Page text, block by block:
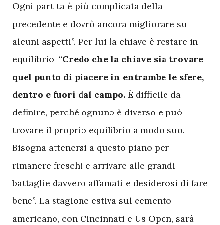
Ogni partita è più complicata della
precedente e dovrò ancora migliorare su
alcuni aspetti”. Per lui la chiave è restare in
equilibrio: “Credo che la chiave sia trovare
quel punto di piacere in entrambe le sfere,
dentro e fuori dal campo. È difficile da
definire, perché ognuno è diverso e può
trovare il proprio equilibrio a modo suo.
Bisogna attenersi a questo piano per
rimanere freschi e arrivare alle grandi
battaglie davvero affamati e desiderosi di fare
bene”. La stagione estiva sul cemento
americano, con Cincinnati e Us Open, sarà